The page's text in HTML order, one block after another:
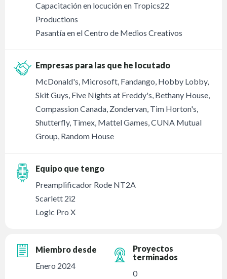
Capacitación en locución en Tropics22
Productions
Pasantía en el Centro de Medios Creativos
Empresas para las que he locutado
McDonald's, Microsoft, Fandango, Hobby Lobby,
Skit Guys, Five Nights at Freddy's, Bethany House,
Compassion Canada, Zondervan, Tim Horton's,
Shutterfly, Timex, Mattel Games, CUNA Mutual
Group, Random House
Equipo que tengo
Preamplificador Rode NT2A
Scarlett 2i2
Logic Pro X
Miembro desde
Enero 2024
Proyectos
terminados
0